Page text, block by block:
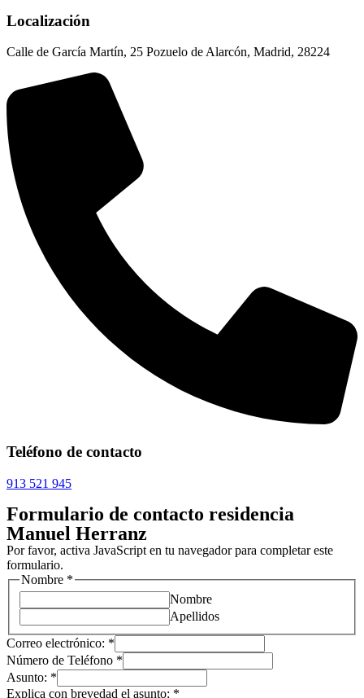
Localización
Calle de García Martín, 25 Pozuelo de Alarcón, Madrid, 28224
Teléfono de contacto
913 521 945
Formulario de contacto residencia
Manuel Herranz
Por favor, activa JavaScript en tu navegador para completar este
formulario.
Nombre *
Nombre
Apellidos
Correo electrónico: *
Número de Teléfono *
Asunto: *
Explica con brevedad el asunto: *